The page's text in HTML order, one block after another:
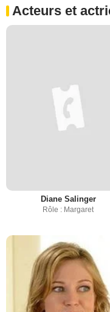
Acteurs et
Diane Salinger
Rôle : Margaret